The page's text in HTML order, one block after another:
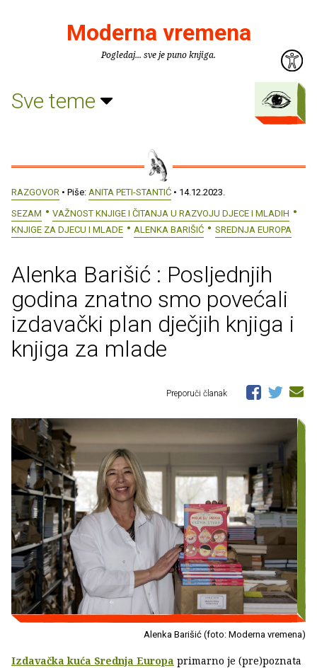
Moderna vremena
Pogledaj... sve je puno knjiga.
Sve teme
RAZGOVOR • Piše: ANITA PETI-STANTIĆ • 14.12.2023.
SEZAM
VAŽNOST KNJIGE I ČITANJA U RAZVOJU DJECE I MLADIH
KNJIGE ZA DJECU I MLADE
ALENKA BARIŠIĆ SREDNJA EUROPA
Alenka Barišić : Posljednjih
godina znatno smo povećali
izdavački plan dječjih knjiga i
knjiga za mlade
Preporuči članak
Alenka Barišić (foto: Moderna vremena)
Izdavačka kuća Srednja Europa primarno je (pre)poznata